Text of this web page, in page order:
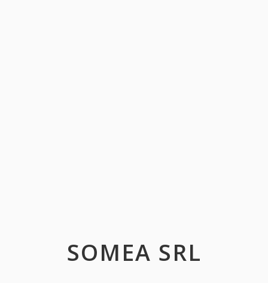
SOMEA SRL